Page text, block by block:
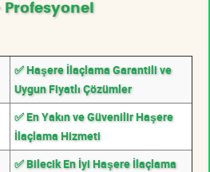
✅ Haşere İlaçlama Garantili ve
Uygun Fiyatlı Çözümler
✅ En Yakın ve Güvenilir Haşere
İlaçlama Hizmeti
✅ Bilecik En İyi Haşere İlaçlama